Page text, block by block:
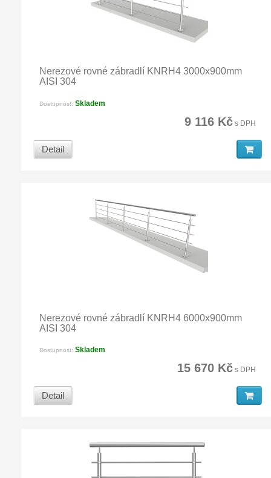
Nerezové rovné zábradlí KNRH4 3000x900mm
AISI 304
Dostupnost: Skladem
9 116 Kč s DPH
Detail
Nerezové rovné zábradlí KNRH4 6000x900mm
AISI 304
Dostupnost: Skladem
15 670 Kč s DPH
Detail